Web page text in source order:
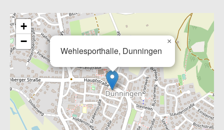
Wehlesporthalle, Dunningen
×
+
−